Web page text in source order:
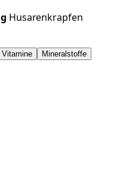
g Husarenkrapfen
Vitamine Mineralstoffe